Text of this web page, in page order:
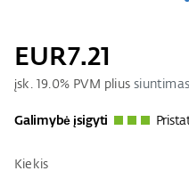
EUR7.21
įsk. 19.0% PVM pliussiuntimas
Galimybė įsigyti
Kiekis